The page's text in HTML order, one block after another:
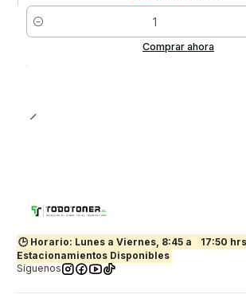
Cantidad
Comprar ahora
🕒 Horario: Lunes a Viernes, 8:45 a
17:50
Estacionamientos Disponibles
Síguenos